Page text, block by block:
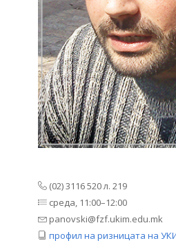
(02) 3116 520 л. 219
среда, 11:00–12:00
panovski@fzf.ukim.edu.mk
профил на ризницата на